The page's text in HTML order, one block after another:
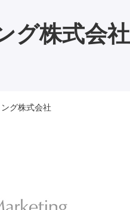
グ株式会社
グ株式会社